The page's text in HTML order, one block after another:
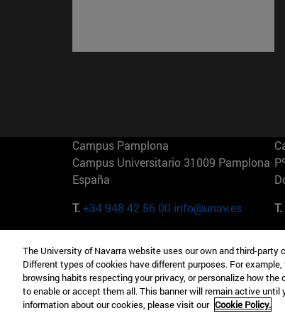
Campus Pamplona
Campus Universitario 31009 Pamplona
España
T.+34 948 42 56 00 info@unav.es
T.
Camino del Cerro Águila 3 28023
Madrid España
T.+34 912 11 30 00
T.
The University of Navarra website uses our own and third-
Different types of cookies have different purposes. For
browsing habits respecting your privacy, or personalize how
to enable or accept them all. This banner will remain active
information about our cookies, please visit our Cookie Policy.